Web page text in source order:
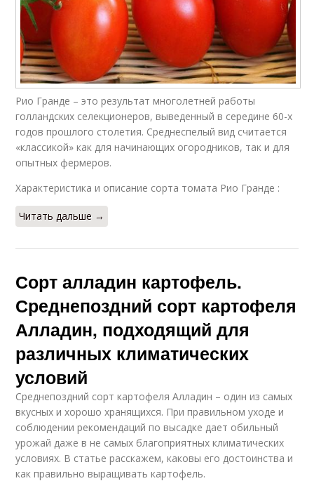
Рио Гранде – это результат многолетней работы
голландских селекционеров, выведенный в середине 60-х
годов прошлого столетия. Среднеспелый вид считается
«классикой» как для начинающих огородников, так и для
опытных фермеров.
Характеристика и описание сорта томата Рио Гранде :
Читать дальше →
Сорт алладин картофель.
Среднепоздний сорт картофеля
Алладин, подходящий для
различных климатических
условий
Среднепоздний сорт картофеля Алладин – один из самых
вкусных и хорошо хранящихся. При правильном уходе и
соблюдении рекомендаций по высадке дает обильный
урожай даже в не самых благоприятных климатических
условиях. В статье расскажем, каковы его достоинства и
как правильно выращивать картофель.